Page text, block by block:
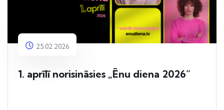
25.02.2026
1. aprīlī norisināsies „Ēnu diena 2026”